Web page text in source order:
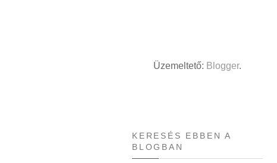
Üzemeltető: Blogger.
KERESÉS EBBEN A
BLOGBAN